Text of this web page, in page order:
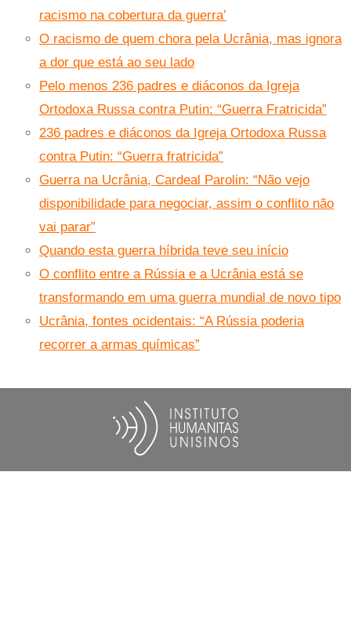
racismo na cobertura da guerra’
O racismo de quem chora pela Ucrânia, mas ignora
a dor que está ao seu lado
Pelo menos 236 padres e diáconos da Igreja
Ortodoxa Russa contra Putin: “Guerra Fratricida”
236 padres e diáconos da Igreja Ortodoxa Russa
contra Putin: “Guerra fratricida”
Guerra na Ucrânia, Cardeal Parolin: “Não vejo
disponibilidade para negociar, assim o conflito não
vai parar”
Quando esta guerra híbrida teve seu início
O conflito entre a Rússia e a Ucrânia está se
transformando em uma guerra mundial de novo tipo
Ucrânia, fontes ocidentais: “A Rússia poderia
recorrer a armas químicas”